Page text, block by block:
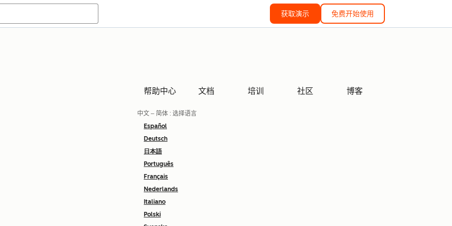
获取演示 免费开始使用
帮助中心 文档 培训 社区 博客
中文 – 简体 : 选择语言
Español
Deutsch
日本語
Português
Français
Nederlands
Italiano
Polski